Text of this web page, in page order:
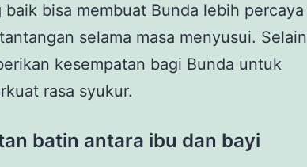
bisa membuat Bunda lebih percaya
selama masa menyusui. Selain
kesempatan bagi Bunda untuk
rasa syukur.
batin antara ibu dan bayi